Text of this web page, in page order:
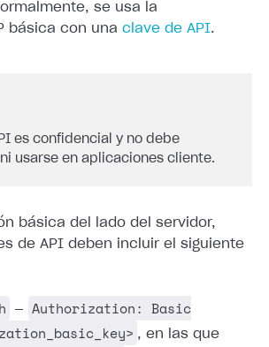
se usa la
básica con una clave de API.
es confidencial y no debe
usarse en aplicaciones cliente.
básica del lado del servidor,
de API deben incluir el siguiente
—
Authorization: Basic
, en las que